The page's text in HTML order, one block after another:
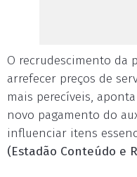
O recrudescimento da
arrefecer preços de
mais perecíveis,
novo pagamento do
influenciar itens
(Estadão Conteúdo e